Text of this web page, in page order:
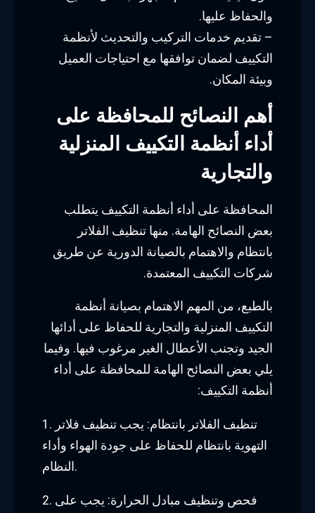
والحفاظ عليها.
– تقديم خدمات التركيب والتحديث لأنظمة
التكييف لضمان توافقها مع احتياجات العميل
وبيئة المكان.
أهم النصائح للمحافظة على
أداء أنظمة التكييف المنزلية
والتجارية
المحافظة على أداء أنظمة التكييف يتطلب
بعض النصائح الهامة. منها تنظيف الفلاتر
بانتظام والاهتمام بالصيانة الدورية عن طريق
شركات التكييف المعتمدة.
بالطبع، من المهم الاهتمام بصيانة أنظمة
التكييف المنزلية والتجارية للحفاظ على أدائها
الجيد وتجنب الأعطال الغير مرغوب فيها. وفيما
يلي بعض النصائح الهامة للمحافظة على أداء
أنظمة التكييف:
1. تنظيف الفلاتر بانتظام: يجب تنظيف فلاتر
التهوية بانتظام للحفاظ على جودة الهواء وأداء
النظام.
2. فحص وتنظيف مبادل الحرارة: يجب على